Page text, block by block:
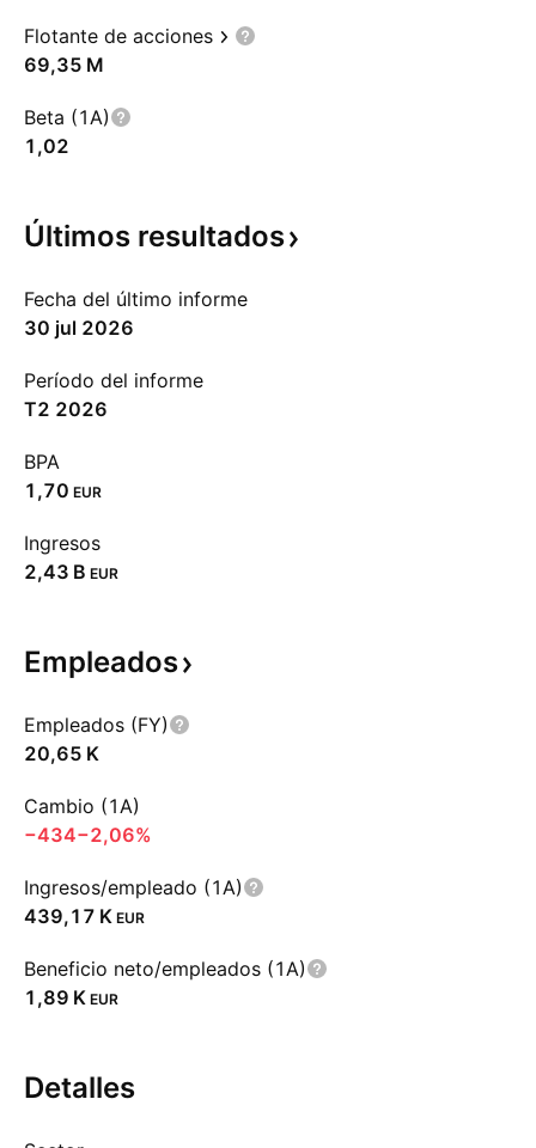
Flotante de acciones
‪69,35 M‬
Beta (1A)
1,02
Últimos resultados
Fecha del último informe
30 jul 2026
Período del informe
T2 2026
BPA
1,70 EUR
Ingresos
‪2,43 B‬ EUR
Empleados
Empleados (FY)
‪20,65 K‬
Cambio (1A)
−434−2,06%
Ingresos/empleado (1A)
‪439,17 K‬ EUR
Beneficio neto/empleados (1A)
‪1,89 K‬ EUR
Detalles